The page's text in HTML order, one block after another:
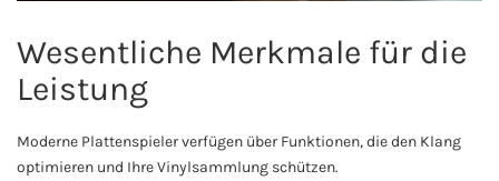
Wesentliche Merkmale für die
Leistung
Moderne Plattenspieler verfügen über Funktionen, die den Klang
optimieren und Ihre Vinylsammlung schützen.